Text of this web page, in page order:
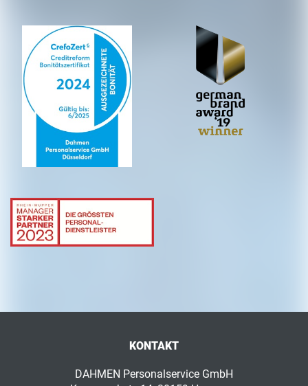
KONTAKT
DAHMEN Personalservice GmbH